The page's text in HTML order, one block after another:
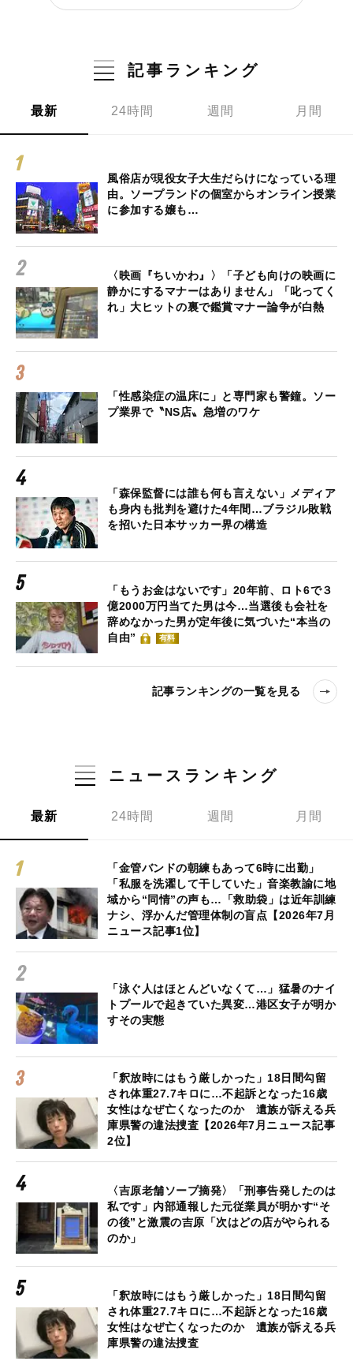
記事ランキング
最新 24時間 週間 月間
風俗店が現役女子大生だらけになっている理
由。ソープランドの個室からオンライン授業
に参加する嬢も…
〈映画『ちいかわ』〉「子ども向けの映画に
静かにするマナーはありません」「叱ってく
れ」大ヒットの裏で鑑賞マナー論争が白熱
「性感染症の温床に」と専門家も警鐘。ソー
プ業界で〝NS店〟急増のワケ
「森保監督には誰も何も言えない」メディア
も身内も批判を避けた4年間…ブラジル敗戦
を招いた日本サッカー界の構造
「もうお金はないです」20年前、ロト6で３
億2000万円当てた男は今…当選後も会社を
辞めなかった男が定年後に気づいた“本当の
自由”
有料
記事ランキングの一覧を見る
ニュースランキング
最新 24時間 週間 月間
「金管バンドの朝練もあって6時に出勤」
「私服を洗濯して干していた」音楽教諭に地
域から“同情”の声も…「救助袋」は近年訓練
ナシ、浮かんだ管理体制の盲点【2026年7月
ニュース記事1位】
「泳ぐ人はほとんどいなくて…」猛暑のナイ
トプールで起きていた異変…港区女子が明か
すその実態
「釈放時にはもう厳しかった」18日間勾留
され体重27.7キロに…不起訴となった16歳
女性はなぜ亡くなったのか 遺族が訴える兵
庫県警の違法捜査【2026年7月ニュース記事
2位】
〈吉原老舗ソープ摘発〉「刑事告発したのは
私です」内部通報した元従業員が明かす“そ
の後”と激震の吉原「次はどの店がやられる
のか」
「釈放時にはもう厳しかった」18日間勾留
され体重27.7キロに…不起訴となった16歳
女性はなぜ亡くなったのか 遺族が訴える兵
庫県警の違法捜査